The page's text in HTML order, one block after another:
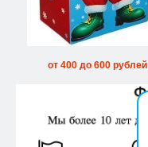
от 400 до 600 рублей